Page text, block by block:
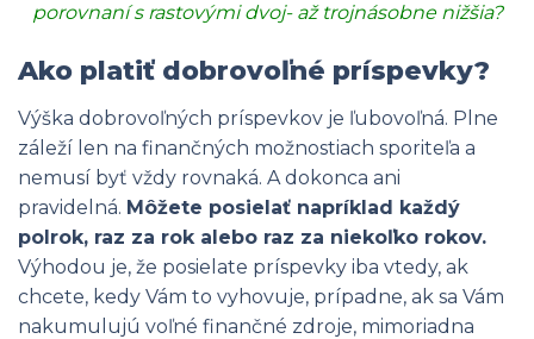
porovnaní s rastovými dvoj- až trojnásobne nižšia?
Ako platiť dobrovoľné príspevky?
Výška dobrovoľných príspevkov je ľubovoľná. Plne
záleží len na finančných možnostiach sporiteľa a
nemusí byť vždy rovnaká. A dokonca ani
pravidelná. Môžete posielať napríklad každý
polrok, raz za rok alebo raz za niekoľko rokov.
Výhodou je, že posielate príspevky iba vtedy, ak
chcete, kedy Vám to vyhovuje, prípadne, ak sa Vám
nakumulujú voľné finančné zdroje, mimoriadna